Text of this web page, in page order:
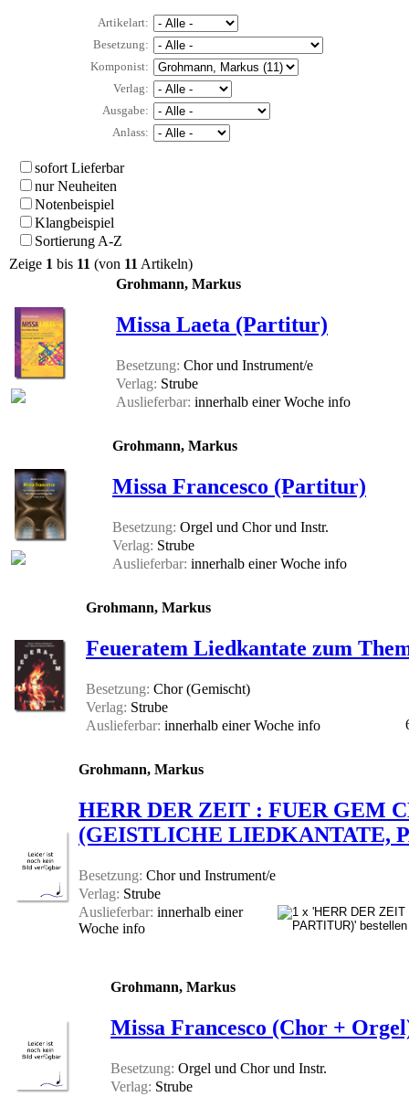
Artikelart:
Besetzung:
Komponist:
Verlag:
Ausgabe:
Anlass:
sofort Lieferbar
nur Neuheiten
Notenbeispiel
Klangbeispiel
Sortierung A-Z
Zeige 1 bis 11 (von 11Artikeln)
Grohmann, Markus
Missa Laeta (Partitur)
Besetzung: Chor und Instrument/e
Verlag: Strube
Auslieferbar: innerhalb einer Woche info
Grohmann, Markus
Missa Francesco (Partitur)
Besetzung: Orgel und Chor und Instr.
Verlag: Strube
Auslieferbar: innerhalb einer Woche info
Grohmann, Markus
Feueratem Liedkantate zum
Besetzung: Chor (Gemischt)
Verlag: Strube
Auslieferbar: innerhalb einer Woche info
Grohmann, Markus
HERR DER ZEIT : FUER GEM
(GEISTLICHE LIEDKANTATE,
Besetzung: Chor und Instrument/e
Verlag: Strube
Auslieferbar: innerhalb einer
Woche info
Grohmann, Markus
Missa Francesco (Chor +
Besetzung: Orgel und Chor und Instr.
Verlag: Strube